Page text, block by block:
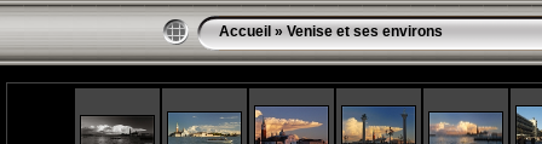
Accueil » Venise et ses environs